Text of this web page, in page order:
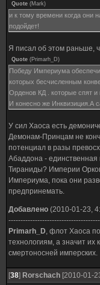
Quote (Mark)
и к тому времени когда они
подойдет!
Я писал об этом раньше,
Quote (Primarh_D)
Победу Империума
которых бесчисленным
Орденов КД . которые спят и
И конесно же Инквизиция.А
У сил Хаоса есть
Демонам-Принцам не
потенциал в разы
Абаддона -
Тираниды? Империи
Империума, пока они
предпринемать.
Добавлено (2010-01-23,
Primarh_D, флот Хаоса
технологиям, а значит их
смертоносней имперских.
[38] Rorschach [2010-01-